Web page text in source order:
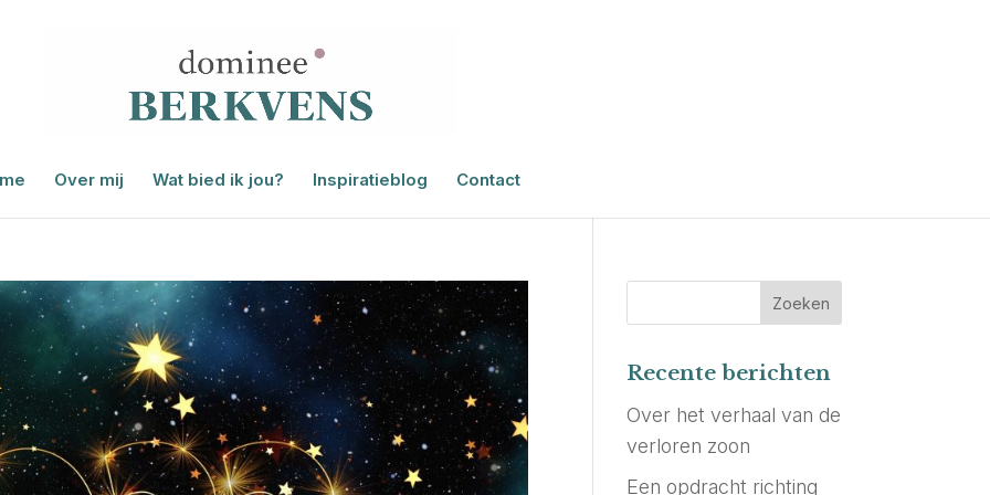
Over mij Wat bied ik jou? Inspiratieblog Contact
Recente berichten
Over het verhaal van de
verloren zoon
Een opdracht richting